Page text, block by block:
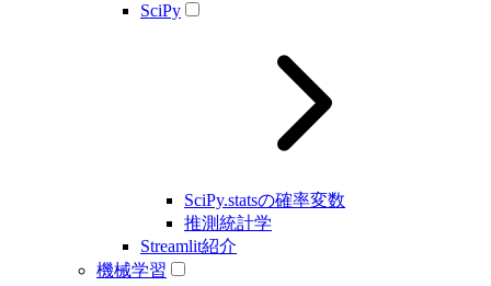
SciPy
SciPy.statsの確率変数
推測統計学
Streamlit紹介
機械学習